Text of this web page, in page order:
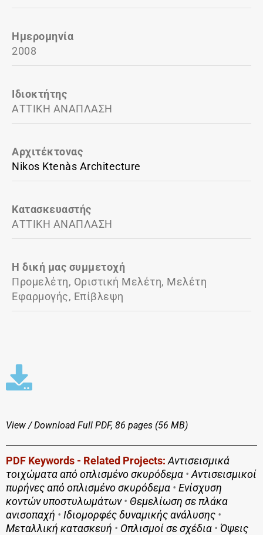
Ημερομηνία
2008
Ιδιοκτήτης
ΑΤΤΙΚΗ ΑΝΑΠΛΑΣΗ
Αρχιτέκτονας
Nikos Ktenàs Architecture
Κατασκευαστής
ΑΤΤΙΚΗ ΑΝΑΠΛΑΣΗ
Η δική μας συμμετοχή
Προμελέτη, Οριστική Μελέτη, Μελέτη
Εφαρμογής, Επίβλεψη
View / Download Full PDF, 86 pages (56 MΒ)
PDF Keywords - Related Projects: Αντισεισμικά
τοιχώματα από οπλισμένο σκυρόδεμα • Αντισεισμικοί
πυρήνες από οπλισμένο σκυρόδεμα • Ενίσχυση
κοντών υποστυλωμάτων• Θεμελίωση σε πλάκα
ανισοπαχή • Ιδιομορφές δυναμικής ανάλυσης •
Μεταλλική κατασκευή • Οπλισμοί σε σχέδια • Όψεις